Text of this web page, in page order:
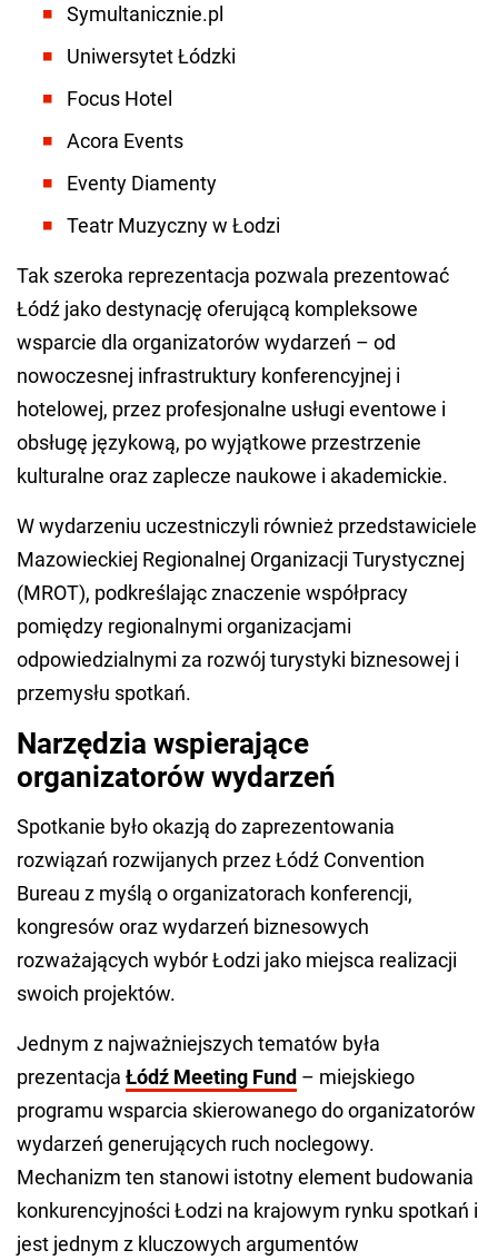
Symultanicznie.pl
Uniwersytet Łódzki
Focus Hotel
Acora Events
Eventy Diamenty
Teatr Muzyczny w Łodzi
Tak szeroka reprezentacja pozwala prezentować
Łódź jako destynację oferującą kompleksowe
wsparcie dla organizatorów wydarzeń – od
nowoczesnej infrastruktury konferencyjnej i
hotelowej, przez profesjonalne usługi eventowe i
obsługę językową, po wyjątkowe przestrzenie
kulturalne oraz zaplecze naukowe i akademickie.
W wydarzeniu uczestniczyli również przedstawiciele
Mazowieckiej Regionalnej Organizacji Turystycznej
(MROT), podkreślając znaczenie współpracy
pomiędzy regionalnymi organizacjami
odpowiedzialnymi za rozwój turystyki biznesowej i
przemysłu spotkań.
Narzędzia wspierające
organizatorów wydarzeń
Spotkanie było okazją do zaprezentowania
rozwiązań rozwijanych przez Łódź Convention
Bureau z myślą o organizatorach konferencji,
kongresów oraz wydarzeń biznesowych
rozważających wybór Łodzi jako miejsca realizacji
swoich projektów.
Jednym z najważniejszych tematów była
prezentacja Łódź Meeting Fund – miejskiego
programu wsparcia skierowanego do organizatorów
wydarzeń generujących ruch noclegowy.
Mechanizm ten stanowi istotny element budowania
konkurencyjności Łodzi na krajowym rynku spotkań i
jest jednym z kluczowych argumentów